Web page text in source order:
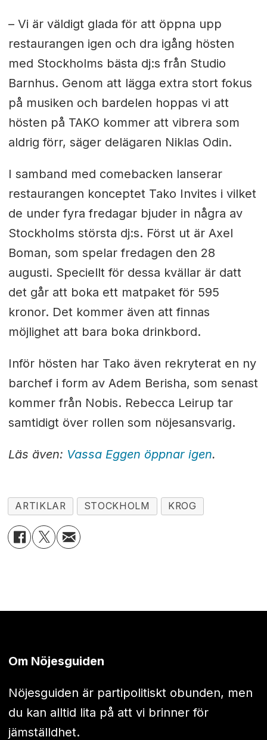
– Vi är väldigt glada för att öppna upp
restaurangen igen och dra igång hösten
med Stockholms bästa dj:s från Studio
Barnhus. Genom att lägga extra stort fokus
på musiken och bardelen hoppas vi att
hösten på TAKO kommer att vibrera som
aldrig förr, säger delägaren Niklas Odin.
I samband med comebacken lanserar
restaurangen konceptet Tako Invites i vilket
de under fyra fredagar bjuder in några av
Stockholms största dj:s. Först ut är Axel
Boman, som spelarfredagen den 28
augusti. Speciellt för dessa kvällar är datt
det går att boka ett matpaket för 595
kronor. Det kommer även att finnas
möjlighet att bara boka drinkbord.
Inför hösten har Tako även rekryterat en ny
barchef i form av Adem Berisha, som senast
kommer från Nobis. Rebecca Leirup tar
samtidigt över rollen som nöjesansvarig.
Läs även: Vassa Eggen öppnar igen.
ARTIKLAR STOCKHOLM KROG
Om Nöjesguiden
Nöjesguiden är partipolitiskt obunden, men
du kan alltid lita på att vi brinner för
jämställdhet.